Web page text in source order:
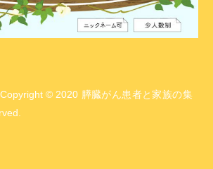
Copyright © 2020 膵臓がん患者と家族の集